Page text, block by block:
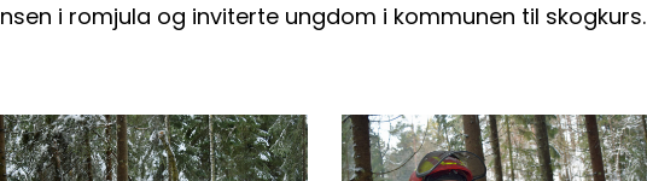
i romjula og inviterte ungdom i kommunen til skogkurs.